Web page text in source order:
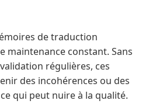
de traduction
maintenance constant. Sans
régulières, ces
des incohérences ou des
qui peut nuire à la qualité.